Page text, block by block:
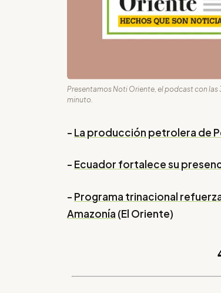
Presentamos Noti Oriente, el podcast con las
minuto.
- La producción petrolera de
- Ecuador fortalece su
- Programa trinacional
Amazonía (El Oriente)